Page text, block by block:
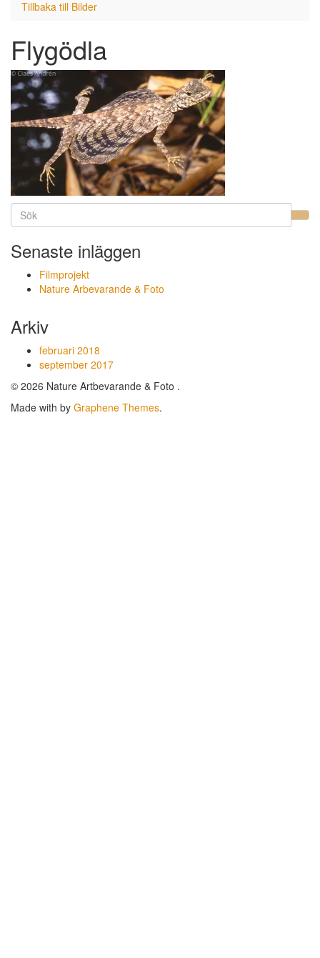
Tillbaka till Bilder
Flygödla
Senaste inläggen
Filmprojekt
Nature Arbevarande & Foto
Arkiv
februari 2018
september 2017
© 2026 Nature Artbevarande & Foto .
Made with by Graphene Themes.